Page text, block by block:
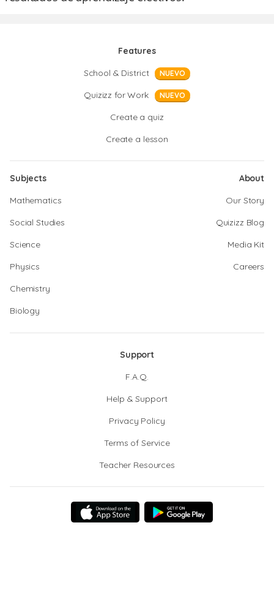
Features
School & District
NUEVO
Quizizz for Work NUEVO
Create a quiz
Create a lesson
Subjects
Mathematics
Social Studies
Science
Physics
Chemistry
Biology
About
Our Story
Quizizz Blog
Media Kit
Careers
Support
F.A.Q.
Help & Support
Privacy Policy
Terms of Service
Teacher Resources